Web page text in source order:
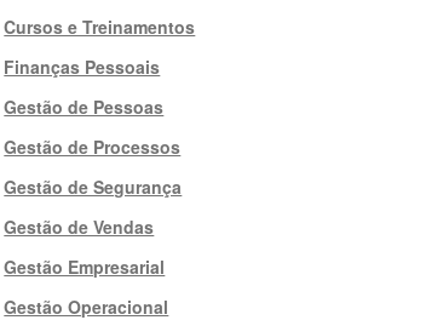
Cursos e Treinamentos
Finanças Pessoais
Gestão de Pessoas
Gestão de Processos
Gestão de Segurança
Gestão de Vendas
Gestão Empresarial
Gestão Operacional